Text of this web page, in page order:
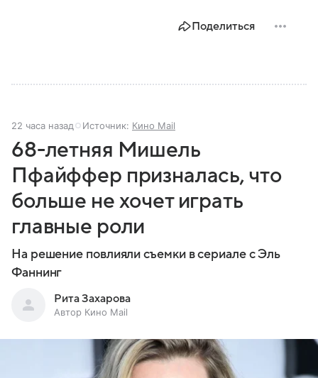
Поделиться
22 часа назад Источник: Кино Mail
68-летняя Мишель
Пфайффер призналась, что
больше не хочет играть
главные роли
На решение повлияли съемки в сериале с Эль
Фаннинг
Рита Захарова
Автор Кино Mail